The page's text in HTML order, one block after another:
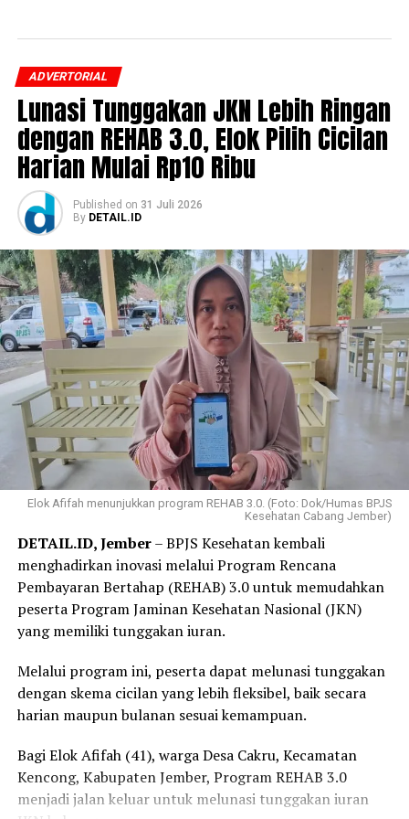
ADVERTORIAL
Lunasi Tunggakan JKN Lebih Ringan
dengan REHAB 3.0, Elok Pilih Cicilan
Harian Mulai Rp10 Ribu
Published on 31 Juli 2026
By DETAIL.ID
Elok Afifah menunjukkan program REHAB 3.0. (Foto: Dok/Humas BPJS
Kesehatan Cabang Jember)
DETAIL.ID, Jember– BPJS Kesehatan kembali
menghadirkan inovasi melalui Program Rencana
Pembayaran Bertahap (REHAB) 3.0 untuk memudahkan
peserta Program Jaminan Kesehatan Nasional (JKN)
yang memiliki tunggakan iuran.
Melalui program ini, peserta dapat melunasi tunggakan
dengan skema cicilan yang lebih fleksibel, baik secara
harian maupun bulanan sesuai kemampuan.
Bagi Elok Afifah (41), warga Desa Cakru, Kecamatan
Kencong, Kabupaten Jember, Program REHAB 3.0
menjadi jalan keluar untuk melunasi tunggakan iuran